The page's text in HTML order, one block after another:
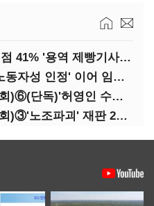
(단독)⑩파리바게뜨 가맹점 41% '용역 제빵기사 없어'…고용불안 속 브랜드가치도 '흔들'
대법, 방송사 프리랜서 '노동자성 인정' 이어 임금차별 '제동'
(SPC 노조탄압 공판 100회)⑥(단독)'허영인 수사기밀 유출' 임원, 출소하자 '억대 연봉' 고문으로
(SPC 노조탄압 공판 100회)③'노조파괴' 재판 2년 만의 증언…파리바게뜨 지회장 "허영인에 엄벌을"